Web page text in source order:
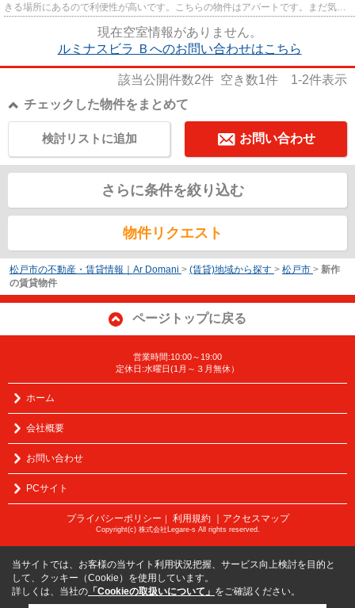
きる場所にあるので利便性が高いです。こちらの物件はアパートです。まだ気に
現在空室情報がありません。
ルミナスビラ Ｂへのお問い合わせはこちら
該当公開件数2件 空き数1件 1-2件表示
チェックした物件をまとめて
お問い合わせ
検討リストに追加
さらに条件を絞り込む
物件リクエスト
松戸市の不動産・賃貸情報｜Ar Domani > (賃貸)地域から探す > 松戸市 > 新作
の賃貸物件
ページトップに戻る
営業時間:10:00～19:00
定休日:水曜日(1月～３月無休）
ホーム
会社概要
お問い合わせ
PCサイト
プライバシーポリシー ｜ 利用規約 ｜アクセスマップ
Copyright(c) 株式会社Legare-s All rights reserved.
当サイトでは、お客様の当サイト利用状況把握、サービス向上検討を目的と
して、クッキー（Cookie）を使用しています。
詳しくは、当社の 「Cookieの取扱いについて」 をご確認ください。